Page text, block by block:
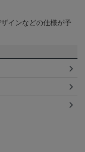
インなどの仕様が予